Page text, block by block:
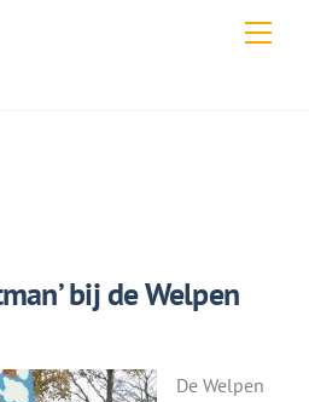
bij de Welpen
De Welpen